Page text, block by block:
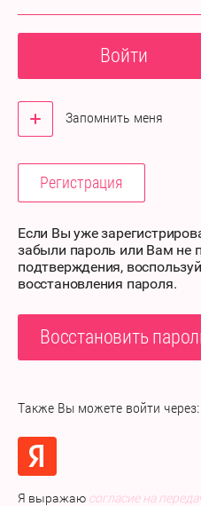
Войти
Запомнить меня
Регистрация
Если Вы уже
забыли пароль или Вам не
подтверждения,
восстановления пароля.
Восстановить
Также Вы можете войти через:
Я выражаю согласие на